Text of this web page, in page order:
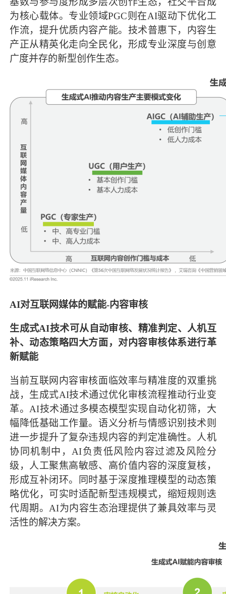
为核心载体。专业领域PGC则在AI驱动下优化工
作流，提升优质内容产能。技术普惠下，内容生
产正从精英化走向全民化，形成专业深度与创意
广度并存的新型创作生态。
AI对互联网媒体的赋能-内容审核
生成式AI技术可从自动审核、精准判定、人机互
补、动态策略四大方面，对内容审核体系进行革
新赋能
当前互联网内容审核面临效率与精准度的双重挑
战，生成式AI技术通过优化审核流程推动行业变
革。AI技术通过多模态模型实现自动化初筛，大
幅降低基础工作量。语义分析与情感识别技术则
进一步提升了复杂违规内容的判定准确性。人机
协同机制中，AI负责低风险内容过滤及风险分
级，人工聚焦高敏感、高价值内容的深度复核，
形成互补闭环。同时基于深度推理模型的动态策
略优化，可实时适配新型违规模式，缩短规则迭
代周期。AI为内容生态治理提供了兼具效率与灵
活性的解决方案。